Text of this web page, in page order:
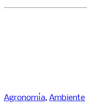
Agronomía, Ambiente